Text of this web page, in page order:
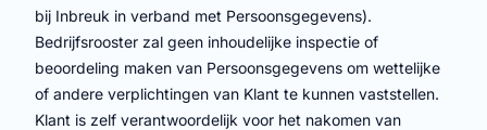
bij Inbreuk in verband met Persoonsgegevens).
Bedrijfsrooster zal geen inhoudelijke inspectie of
beoordeling maken van Persoonsgegevens om wettelijke
of andere verplichtingen van Klant te kunnen vaststellen.
Klant is zelf verantwoordelijk voor het nakomen van